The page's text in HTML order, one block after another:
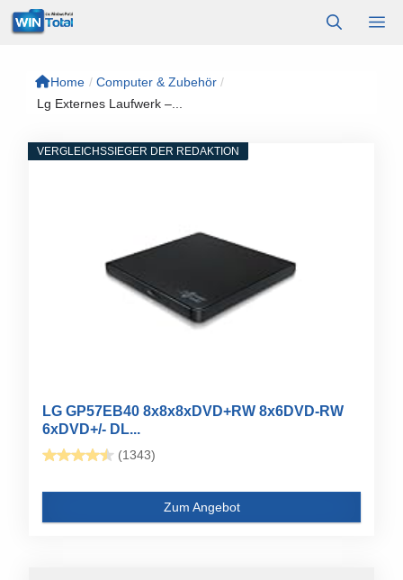
Zum
Inhalt
Home / Computer & Zubehör /
Lg Externes Laufwerk –...
VERGLEICHSSIEGER DER REDAKTION
LG GP57EB40 8x8x8xDVD+RW 8x6DVD-RW
6xDVD+/- DL...
(1343)
Zum Angebot